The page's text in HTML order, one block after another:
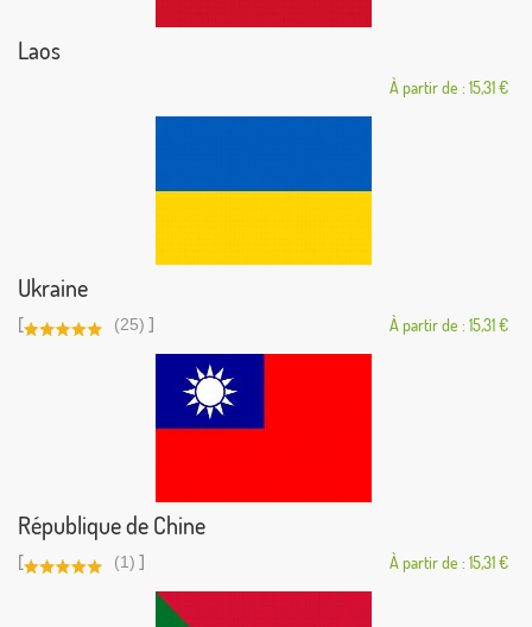
Laos
À partir de : 15,31 €
Ukraine
[ (25) ] À partir de : 15,31 €
République de Chine
[ (1) ] À partir de : 15,31 €